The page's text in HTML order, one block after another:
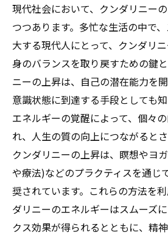
現代社会において、クンダリニー
つつあります。多忙な生活の中で
大する現代人にとって、クンダリ
身のバランスを取り戻すための鍵
ニーの上昇は、自己の潜在能力を
意識状態に到達する手段としても
エネルギーの覚醒によって、個々
れ、人生の質の向上につながるとさ
クンダリニーの上昇は、瞑想やヨ
や療法)などのプラクティスを通じ
奨されています。これらの方法を
ダリニーのエネルギーはスムーズ
クス効果が得られるとともに、精